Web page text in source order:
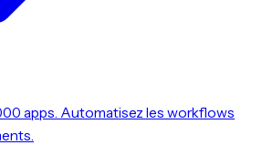
apps. Automatisez les workflows